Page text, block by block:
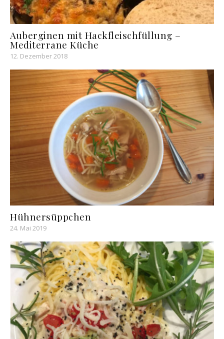
Auberginen mit Hackfleischfüllung –
Mediterrane Küche
12. Dezember 2018
Hühnersüppchen
24. Mai 2019